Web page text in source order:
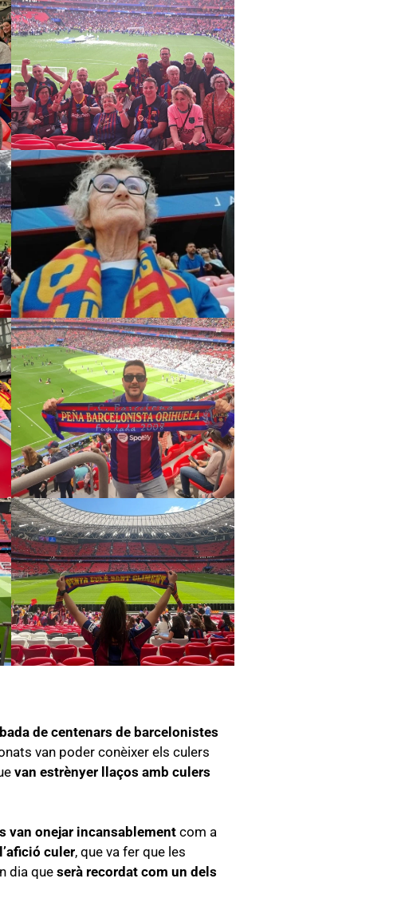
de centenars de barcelonistes
van poder conèixer els culers
van estrènyer llaços amb culers
van onejar incansablementcom a
culer, que va fer que les
dia que serà recordat com un dels